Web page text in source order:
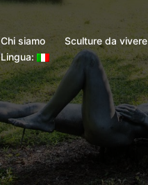
Chi siamo Sculture da vivere
Lingua: